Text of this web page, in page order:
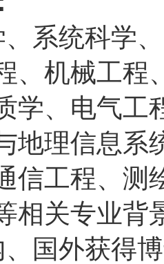
、系统科学
、机械工程
学、电气工
地理信息系
信工程、测
相关专业背
、国外获得